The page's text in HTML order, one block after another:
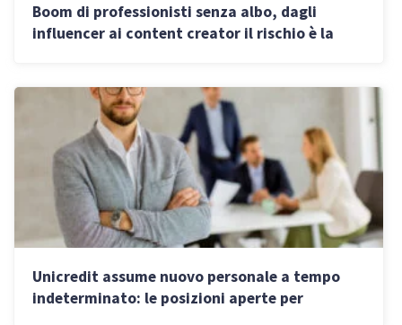
Boom di professionisti senza albo, dagli
influencer ai content creator il rischio è la
Unicredit assume nuovo personale a tempo
indeterminato: le posizioni aperte per